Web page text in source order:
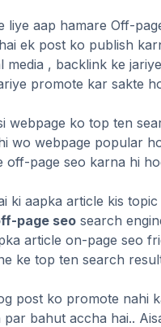
liye aap hamare Off-
ek post ko publish
, backlink ke
promote kar sakte
webpage ko top ten
wo webpage popular
page seo karna hi
ki aapka article kis
page seo search
article on-page seo
ke top ten search
post ko promote nahi
bahut accha hai..